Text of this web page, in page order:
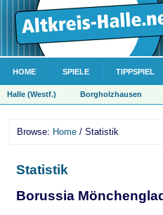
HOME SPIELE TIPPSPIEL
Halle (Westf.) Borgholzhausen
Browse: Home / Statistik
Statistik
Borussia